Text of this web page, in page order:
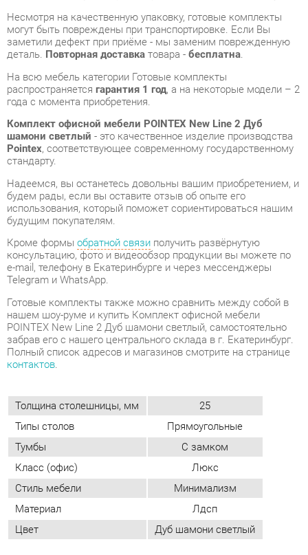
распространяетсягарантия 1 год, а на некоторые модели – 2
года с момента приобретения.
Комплект офисной мебели POINTEX New Line 2 Дуб
шамони светлый
- это качественное изделие производства
Pointex, соответствующее современному государственному
стандарту.
Надеемся, вы останетесь довольны вашим приобретением, и
будем рады, если вы оставите отзыв об опыте его
использования, который поможет сориентироваться нашим
будущим покупателям.
Кроме формы
консультацию, фото и видеообзор продукции вы можете по
e-mail, телефону в Екатеринбурге и через мессенджеры
Telegram и WhatsApp.
Готовые комплекты также можно сравнить между собой в
POINTEX New Line 2 Дуб шамони светлый, самостоятельно
забрав его с нашего центрального склада в г. Екатеринбург.
Полный список адресов и магазинов смотрите на странице
контактов.
Толщина столешницы, мм 25
Типы столов
Прямоугольные
Тумбы
С замком
Стиль мебели
Минимализм
Материал
Цвет
Дуб шамони светлый
ОТЗЫВЫ
Пока нет отзывов, поделитесь первым своим мнением.
ДОБАВИТЬ ОТЗЫВ